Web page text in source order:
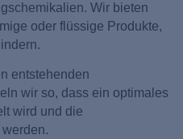
Wir bieten
oder flüssige Produkte,
entstehenden
wir so, dass ein optimales
wird und die